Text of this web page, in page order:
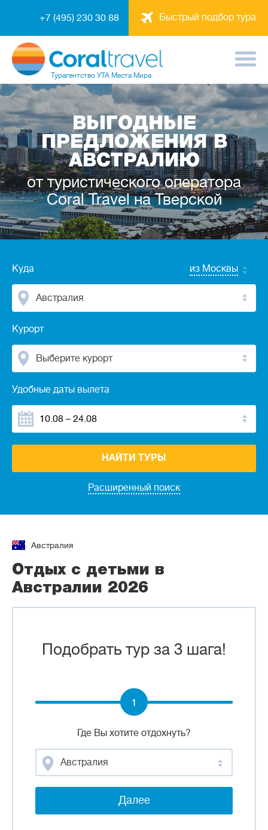
Быстрый подбор тура
+7 (495) 230 30 88
Турагентство УТА Места Мира
ВЫГОДНЫЕ
ПРЕДЛОЖЕНИЯ В
АВСТРАЛИЮ
от туристического оператора
Coral Travel на Тверской
Куда из Москвы
Австралия
Курорт
Выберите курорт
Удобные даты вылета
Расширенный поиск
НАЙТИ ТУРЫ
Австралия
Отдых с детьми в
Австралии 2026
Подобрать тур за 3 шага!
Где Вы хотите отдохнуть?
Австралия
Далее
1